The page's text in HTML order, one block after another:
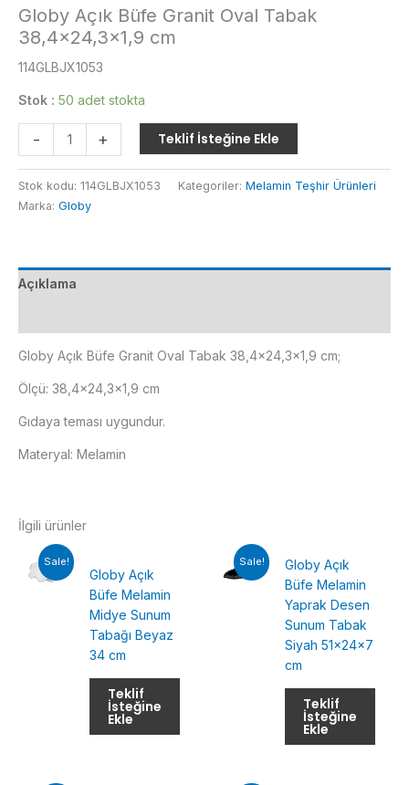
Globy Açık Büfe Granit Oval Tabak
38,4×24,3×1,9 cm
114GLBJX1053
Stok : 50 adet stokta
-
Açık
Büfe
Granit
Oval
cm
adet
+ Teklif İsteğine Ekle
Stok kodu: 114GLBJX1053 Kategoriler: Melamin Teşhir Ürünleri
Marka: Globy
Açıklama
Globy Açık Büfe Granit Oval Tabak 38,4×24,3×1,9 cm;
Ölçü: 38,4×24,3×1,9 cm
Gıdaya teması uygundur.
Materyal: Melamin
İlgili ürünler
Sale!
Globy Açık
Büfe Melamin
Midye Sunum
Tabağı Beyaz
34 cm
Teklif
İsteğine
Ekle
Sale!
Globy Açık
Büfe Melamin
Yaprak Desen
Sunum Tabak
Siyah 51x24x7
cm
Teklif
İsteğine
Ekle